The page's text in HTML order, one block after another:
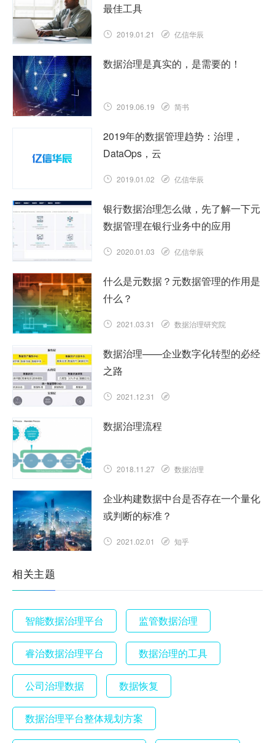
最佳工具
2019.01.21 亿信华辰
数据治理是真实的，是需要的！
2019.06.19 简书
2019年的数据管理趋势：治理，
DataOps，云
2019.01.02 亿信华辰
银行数据治理怎么做，先了解一下元
数据管理在银行业务中的应用
2020.01.03 亿信华辰
什么是元数据？元数据管理的作用是
什么？
2021.03.31 数据治理研究院
数据治理——企业数字化转型的必经
之路
2021.12.31
数据治理流程
2018.11.27 数据治理
企业构建数据中台是否存在一个量化
或判断的标准？
2021.02.01 知乎
相关主题
智能数据治理平台 监管数据治理
睿治数据治理平台 数据治理的工具
公司治理数据 数据恢复
数据治理平台整体规划方案